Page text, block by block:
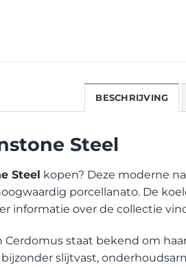
BESCHRIJVING
Steel
Steel kopen? Deze moderne
porcellanato. De
informatie over de collectie
Cerdomus staat bekend om
slijtvast,